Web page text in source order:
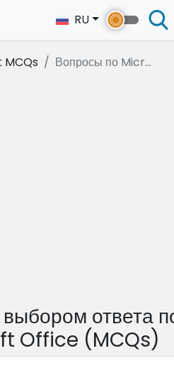
RU
Вопросы по Micr...
ответа
Office (MCQs)